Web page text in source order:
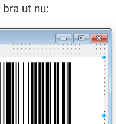
ut nu: